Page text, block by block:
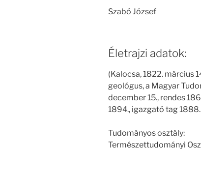
Szabó József
Életrajzi adatok:
(Kalocsa, 1822. március
geológus, a Magyar
december 15., rendes
1894., igazgató tag 1888.
Tudományos osztály:
Természettudományi